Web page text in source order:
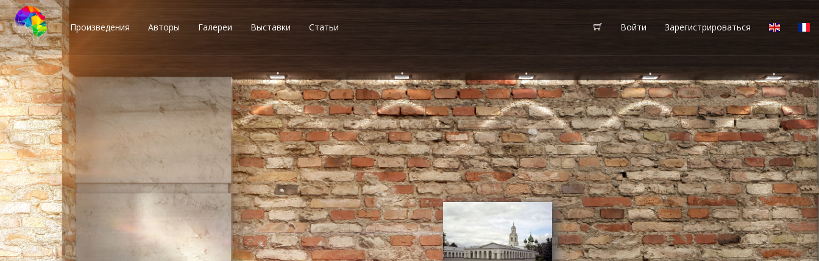
Произведения Авторы Галереи Выставки Статьи Войти Зарегистрироваться